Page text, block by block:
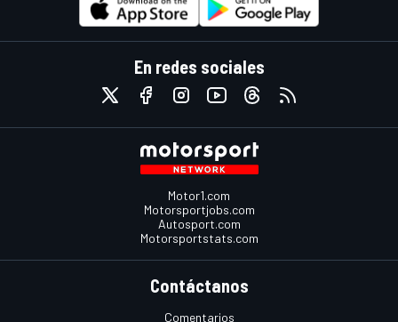
En redes sociales
Motor1.com
Motorsportjobs.com
Autosport.com
Motorsportstats.com
Contáctanos
Comentarios